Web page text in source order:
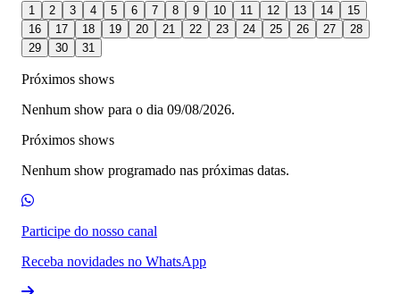
1 2 3 4 5 6 7 8 9 10 11 12 13 14
15
16
17 18 19 20 21 22 23 24 25 26 27
28
29
30 31
Próximos shows
Nenhum show para o dia 09/08/2026.
Próximos shows
Nenhum show programado nas próximas datas.
Participe do nosso canal
Receba novidades no WhatsApp